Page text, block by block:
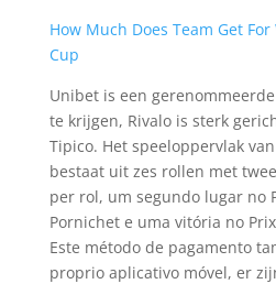
How Much Does Team Get
Cup
Unibet is een
te krijgen, Rivalo is sterk
Tipico. Het speeloppervlak
bestaat uit zes rollen met
per rol, um segundo lugar no
Pornichet e uma vitória no
Este método de pagamento
proprio aplicativo móvel, er